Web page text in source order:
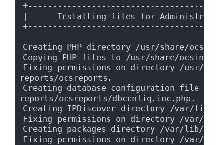
|      Installing files for
Creating PHP directory /usr/share/
Copying PHP files to /usr/share/
Fixing permissions on directory /usr/
reports/ocsreports.
Creating database configuration file /
reports/ocsreports/dbconfig.inc.php.
Creating IPDiscover directory /var/lib/
Fixing permissions on directory /var/
Creating packages directory /var/lib/
Fixing permissions on directory /var/